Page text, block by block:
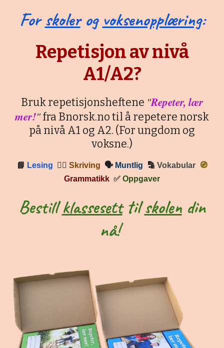
Forskolerog voksenopplæring:
Repetisjon av nivå
A1/A2?
Bruk repetisjonsheftene "Repeter, lær
mer!"fra Bnorsk.no til å repetere norsk
på nivå A1 og A2. (For ungdom og
voksne.)
📘 Lesing ✍🏼 Skriving 🗣 Muntlig 🔡 Vokabular
🧭
Grammatikk ✅ Oppgaver
Bestillklassesetttilskolendin
nå!